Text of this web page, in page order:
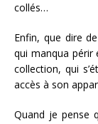
collés…
Enfin, que dire
qui manqua périr
collection, qui
accès à son
Quand je pense